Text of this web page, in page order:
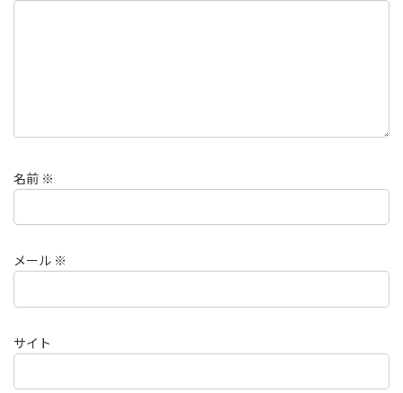
名前 ※
メール ※
サイト